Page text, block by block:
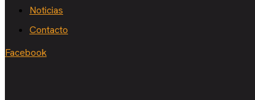
Noticias
Contacto
Facebook